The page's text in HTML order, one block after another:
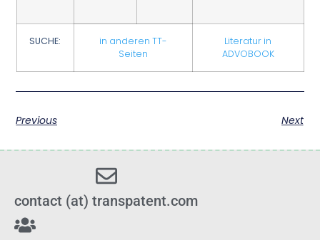
SUCHE:
in anderen TT-
Seiten
Literatur in
ADVOBOOK
Previous Next
contact (at) transpatent.com